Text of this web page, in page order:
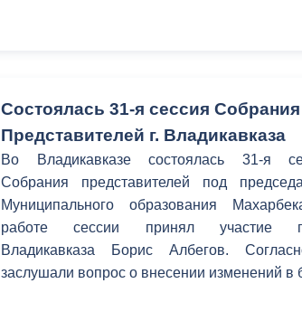
Состоялась 31-я сессия Собрания
Представителей г. Владикавказа
Во Владикавказе состоялась 31-я
Собрания представителей под
Муниципального образования
работе сессии принял
Владикавказа Борис Албегов.
заслушали вопрос о внесении изменений в